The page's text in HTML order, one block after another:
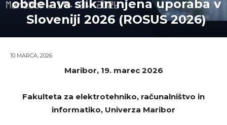
obdelava slik in njena uporaba v
Sloveniji 2026 (ROSUS 2026)
10 MARCA, 2026
Maribor, 19. marec 2026
Fakulteta za elektrotehniko, računalništvo in
informatiko, Univerza Maribor